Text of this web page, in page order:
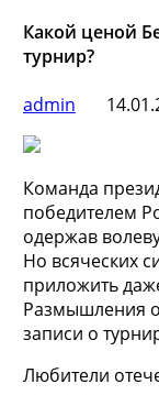
Какой ценой
турнир?
admin
Команда
победителем
одержав
Но всяческих
приложить
Размышления
записи о
Любители